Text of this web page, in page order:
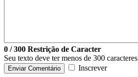
0 / 300 Restrição de Caracter
Seu texto deve ter menos de 300 caracteres
Enviar Comentário Inscrever